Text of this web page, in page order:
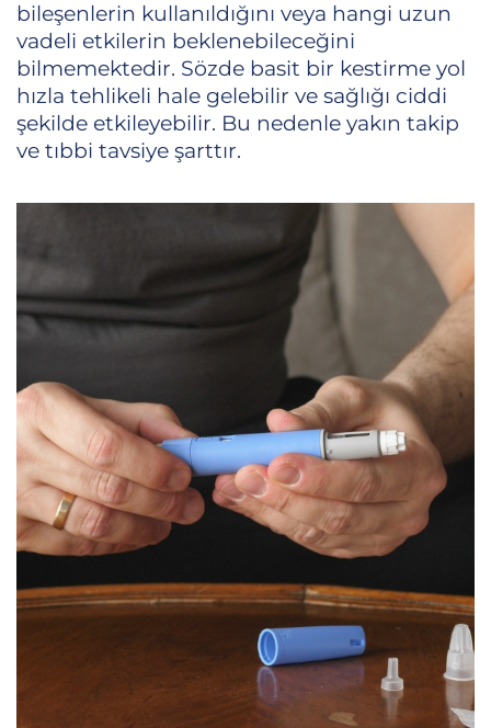
bileşenlerin kullanıldığını veya hangi uzun
vadeli etkilerin beklenebileceğini
bilmemektedir. Sözde basit bir kestirme yol
hızla tehlikeli hale gelebilir ve sağlığı ciddi
şekilde etkileyebilir. Bu nedenle yakın takip
ve tıbbi tavsiye şarttır.